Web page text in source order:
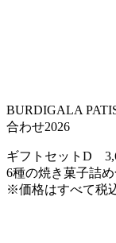
BURDIGALA
合わせ2026
ギフトセットD
6種の焼き菓子詰
※価格はすべて税